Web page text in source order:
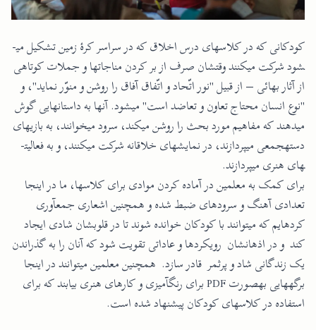
کودکانی که در کلا­س­های درس اخلاق که در سراسر کرۀ زمین تشکیل می­
شود شرکت می­کنند وقتشان صرف از بر کردن مناجات­ها و جملات کوتاهی
از آثار بهائی ­­– از قبیل "نور اتّحاد و اتّفاق آفاق را روشن و منوّر نماید"، و
"نوع انسان محتاج تعاون و تعاضد است" می­شود. آنها به داستان­هایی گوش
می­دهند که مفاهیم مورد بحث را روشن می­کند، سرود می­خوانند، به بازی­های
دسته­جمعی می­پردازند، در نمایش­های خلاقانه شرکت می­کنند، و به فعالیت­
های هنری می­پردازند.
برای کمک به معلمین در آماده کردن موادی برای کلاس­ها، ما دراینجا
تعدادی آهنگ و سرودهای ضبط شدهو همچنین اشعاری جمع­آوری
کرده­ایم که میتوانند با کودکان خوانده شوند تا در قلوبشان شادی ایجاد
کند و در اذهانشان رویکردها و عاداتی تقویت شود که آنان را به گذراندن
یک زندگانی شاد و پرثمر قادر سازد. همچنین معلمین میتوانند در اینجا
برگه­هایی به­صورت PDF
برای رنگ­آمیزیوکارهای هنریبیابند که برای
استفاده در کلاس­های کودکان پیشنهاد شده است.